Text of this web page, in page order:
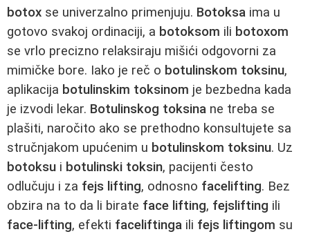
botox se univerzalno primenjuju. Botoksa ima u
gotovo svakoj ordinaciji, a botoksom ili botoxom
se vrlo precizno relaksiraju mišići odgovorni za
mimičke bore. Iako je reč o botulinskom toksinu,
aplikacija botulinskim toksinom je bezbedna kada
je izvodi lekar. Botulinskog toksina ne treba se
plašiti, naročito ako se prethodno konsultujete sa
stručnjakom upućenim u botulinskom toksinu. Uz
botoksu i botulinski toksin, pacijenti često
odlučuju i za fejs lifting, odnosno facelifting. Bez
obzira na to da li birate face lifting, fejslifting ili
face-lifting, efekti faceliftinga ili fejs liftingom su